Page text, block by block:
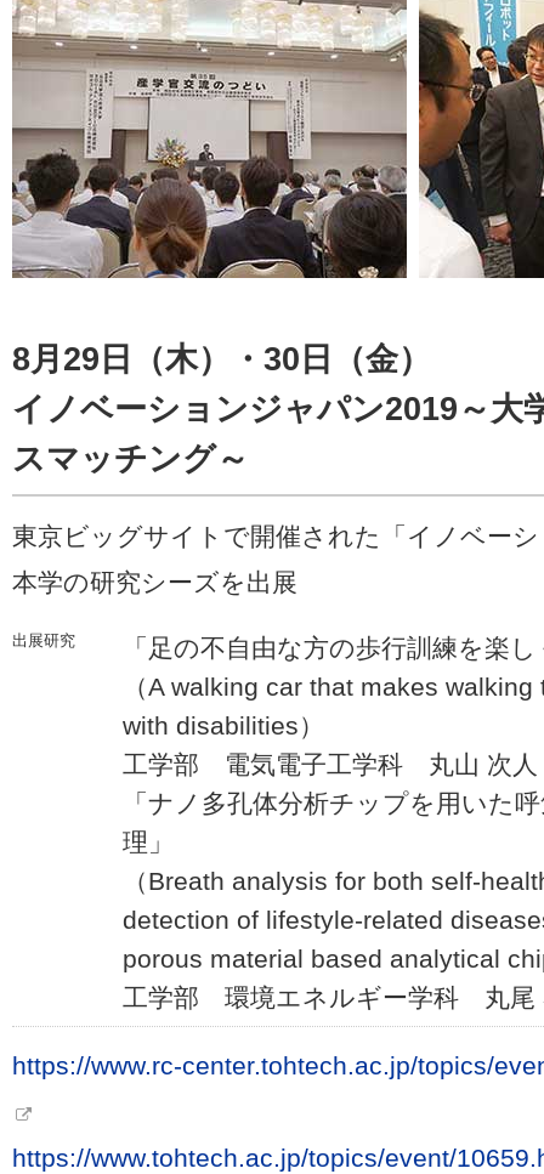
8月29日（木）・30日（金）
イノベーションジャパン2019～大
スマッチング～
東京ビッグサイトで開催された「イノベー
本学の研究シーズを出展
出展研究
「足の不自由な方の歩行訓練を楽
（A walking car that makes
with disabilities）
工学部 電気電子工学科 丸山 次人
「ナノ多孔体分析チップを用いた
理」
（Breath analysis for both self-
detection of lifestyle-related
porous material based analytical
工学部 環境エネルギー学科 丸尾
https://www.rc-center.tohtech.ac.jp/topics/
https://www.tohtech.ac.jp/topics/event/